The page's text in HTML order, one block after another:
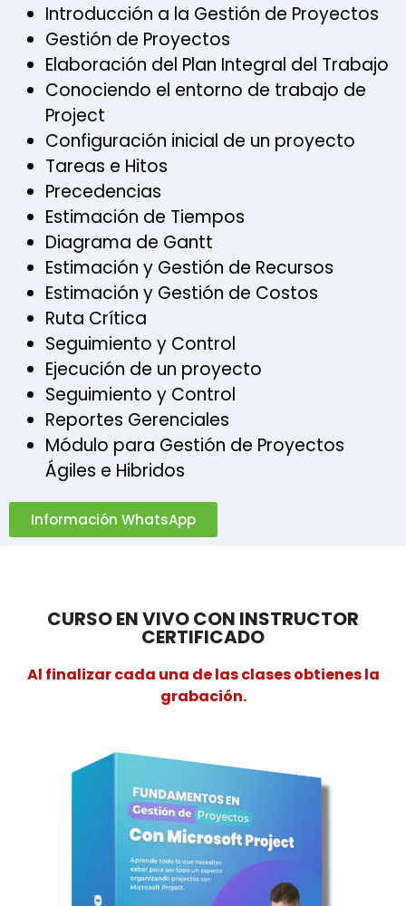
Introducción a la Gestión de Proyectos
Gestión de Proyectos
Elaboración del Plan Integral del Trabajo
Conociendo el entorno de trabajo de
Project
Configuración inicial de un proyecto
Tareas e Hitos
Precedencias
Estimación de Tiempos
Diagrama de Gantt
Estimación y Gestión de Recursos
Estimación y Gestión de Costos
Ruta Crítica
Seguimiento y Control
Ejecución de un proyecto
Seguimiento y Control
Reportes Gerenciales
Módulo para Gestión de Proyectos
Ágiles e Hibridos
Información WhatsApp
CURSO EN VIVO CON INSTRUCTOR
CERTIFICADO
Al finalizar cada una de las clases obtienes la
grabación.